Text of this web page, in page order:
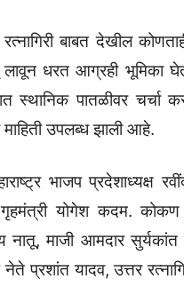
बाबत देखील
लावून धरत आग्रही भूमिका
स्थानिक पातळीवर
उपलब्ध झाली आहे.
भाजप प्रदेशाध्यक्ष
योगेश कदम.
नातू, माजी आमदार
यादव, उत्तर